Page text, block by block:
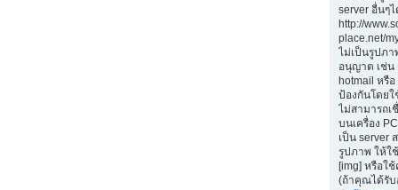
server อื่นๆ
http://
place.net/
ไม่เป็นรูปภา
อนุญาต เช่น
hotmail หรือ
ป้องกันโดย
ไม่สามารถเ
บนเครื่อง
เป็น server
รูปภาพ ให้ใ
[img] หรือใ
(ถ้าคุณได้รั